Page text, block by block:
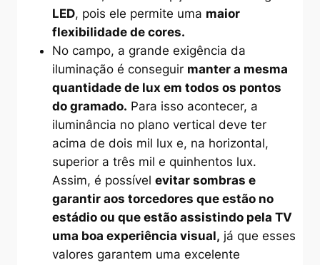
LED, pois ele permite uma maior
flexibilidade de cores.
No campo, a grande exigência da
iluminação é conseguir manter a mesma
quantidade de lux em todos os pontos
do gramado. Para isso acontecer, a
iluminância no plano vertical deve ter
acima de dois mil lux e, na horizontal,
superior a três mil e quinhentos lux.
Assim, é possível evitar sombras e
garantir aos torcedores que estão no
estádio ou que estão assistindo pela TV
uma boa experiência visual, já que esses
valores garantem uma excelente